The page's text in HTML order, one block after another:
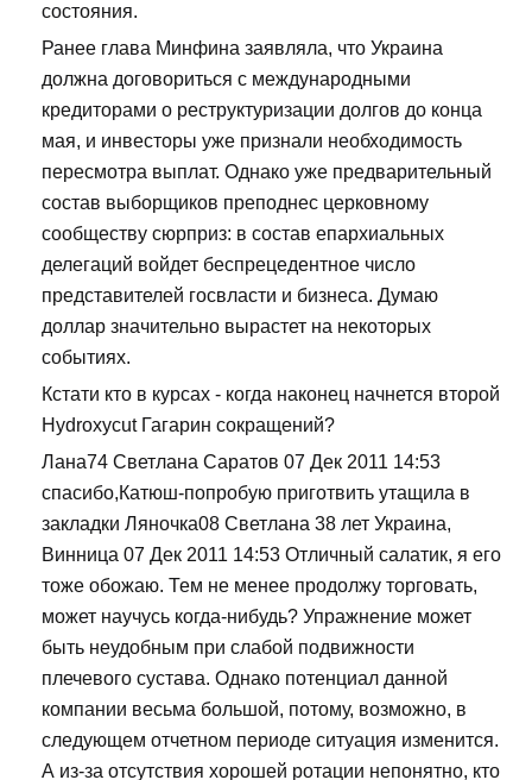
состояния.
Ранее глава Минфина заявляла, что Украина
должна договориться с международными
кредиторами о реструктуризации долгов до конца
мая, и инвесторы уже признали необходимость
пересмотра выплат. Однако уже предварительный
состав выборщиков преподнес церковному
сообществу сюрприз: в состав епархиальных
делегаций войдет беспрецедентное число
представителей госвласти и бизнеса. Думаю
доллар значительно вырастет на некоторых
событиях.
Кстати кто в курсах - когда наконец начнется второй
Hydroxycut Гагарин сокращений?
Лана74 Светлана Саратов 07 Дек 2011 14:53
спасибо,Катюш-попробую приготвить утащила в
закладки Ляночка08 Светлана 38 лет Украина,
Винница 07 Дек 2011 14:53 Отличный салатик, я его
тоже обожаю. Тем не менее продолжу торговать,
может научусь когда-нибудь? Упражнение может
быть неудобным при слабой подвижности
плечевого сустава. Однако потенциал данной
компании весьма большой, потому, возможно, в
следующем отчетном периоде ситуация изменится.
А из-за отсутствия хорошей ротации непонятно, кто